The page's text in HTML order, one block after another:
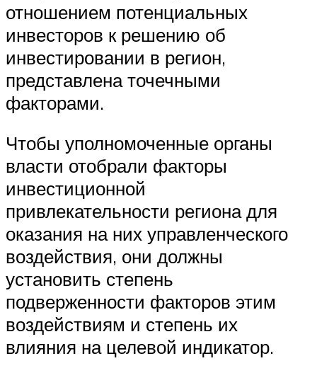
отношением потенциальных
инвесторов к решению об
инвестировании в регион,
представлена точечными
факторами.
Чтобы уполномоченные органы
власти отобрали факторы
инвестиционной
привлекательности региона для
оказания на них управленческого
воздействия, они должны
установить степень
подверженности факторов этим
воздействиям и степень их
влияния на целевой индикатор.